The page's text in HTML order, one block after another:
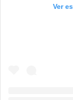
Ver